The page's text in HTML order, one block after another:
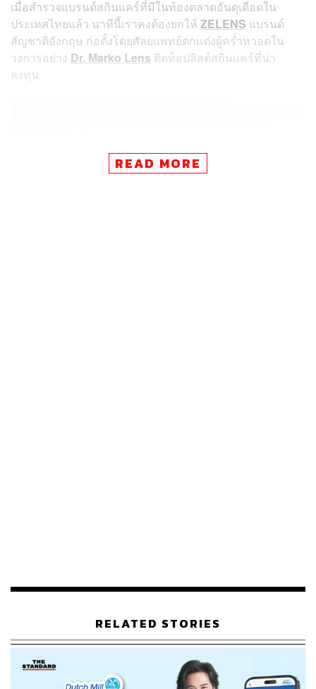
เมื่อสำรวจแบรนด์สกินแคร์ที่มีในท้องตลาดอันดุเดือดใน
ประเทศไทยแล้ว นาทีนี้เราคงต้องยกให้ ZELENS แบรนด์
สัญชาติอังกฤษ ก่อตั้งโดยศัลยแพทย์ตกแต่งผู้คร่ำหวอดใน
วงการอย่าง Dr. Marko Lens ติดท็อปลิสต์สกินแคร์ที่น่า
ลงทุน
READ MORE
RELATED STORIES